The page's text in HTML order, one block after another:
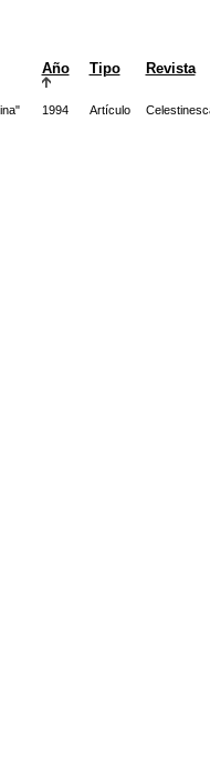
Año Tipo Revista
1994 Artículo